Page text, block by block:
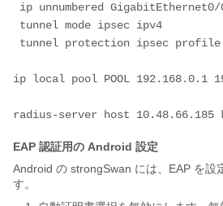
ip unnumbered GigabitEthernet0/
tunnel mode ipsec ipv4
tunnel protection ipsec profile
ip local pool POOL 192.168.0.1
radius-server host 10.48.66.185
EAP 認証用の Android 設定
Android の strongSwan には、EAP を設
す。